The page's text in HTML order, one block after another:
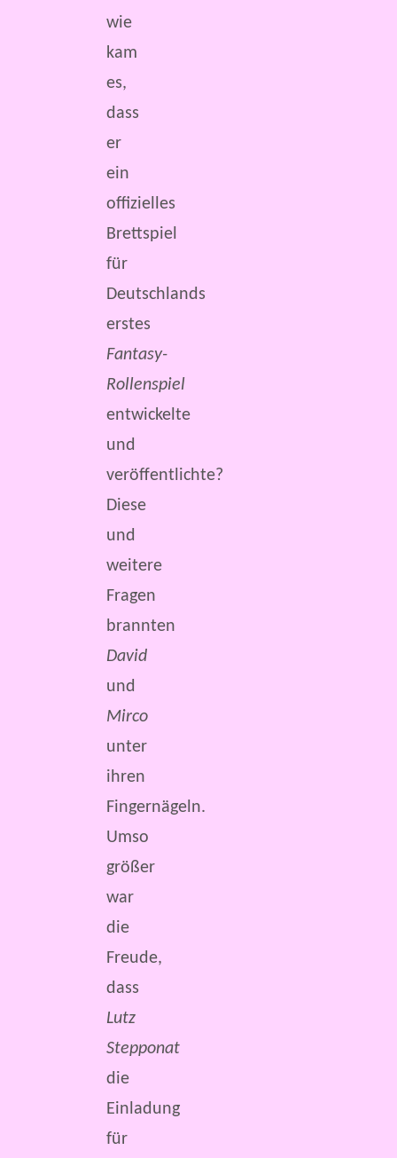
wie
kam
es,
dass
er
ein
offizielles
Brettspiel
für
Deutschlands
erstes
Fantasy-
Rollenspiel
entwickelte
und
veröffentlichte?
Diese
und
weitere
Fragen
brannten
David
und
Mirco
unter
ihren
Fingernägeln.
Umso
größer
war
die
Freude,
dass
Lutz
Stepponat
die
Einladung
für